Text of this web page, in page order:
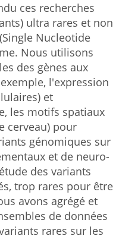
ces recherches
ultra rares et non
Nucleotide
Nous utilisons
des gènes aux
l'expression
et
les motifs spatiaux
cerveau) pour
génomiques sur
et de neuro-
des variants
trop rares pour être
avons agrégé et
de données
rares sur les